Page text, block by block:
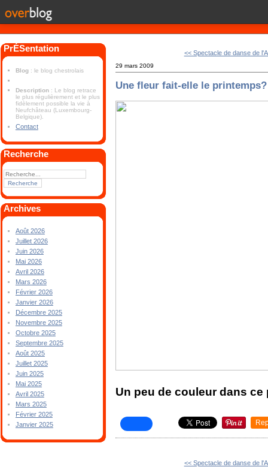
PrÉSentation
Blog : le blog chestrolais
Description : Le blog retrace
le plus régulièrement et le plus
fidèlement possible la vie à
Neufchâteau (Luxembourg-
Belgique).
Contact
Recherche
Archives
Août 2026
Juillet 2026
Juin 2026
Mai 2026
Avril 2026
Mars 2026
Février 2026
Janvier 2026
Décembre 2025
Novembre 2025
Octobre 2025
Septembre 2025
Août 2025
Juillet 2025
Juin 2025
Mai 2025
Avril 2025
Mars 2025
Février 2025
Janvier 2025
<< Spectacle de danse de
29 mars 2009
Une fleur fait-elle le printemps?
Un peu de couleur dans
<< Spectacle de danse de